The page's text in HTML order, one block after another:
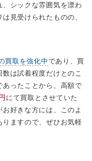
シックな雰囲気を漂わ
見受けられたものの、
買取を強化中であり、買
は試着程度だけとのこ
ったことから、高額で
にて買取とさせていた
好きな方には、このよ
ますので、ぜひお気軽